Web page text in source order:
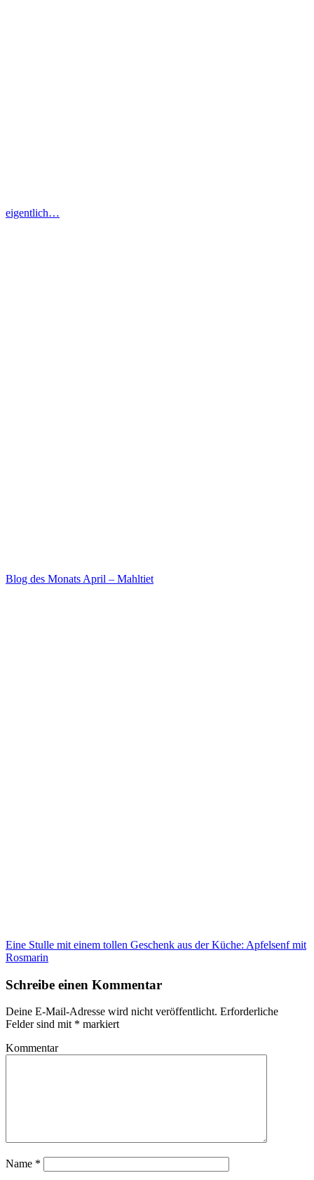
eigentlich…
Blog des Monats April – Mahltiet
Eine Stulle mit einem tollen Geschenk aus der Küche: Apfelsenf mit
Rosmarin
Schreibe einen Kommentar
Deine E-Mail-Adresse wird nicht veröffentlicht. Erforderliche
Felder sind mit * markiert
Kommentar
Name *